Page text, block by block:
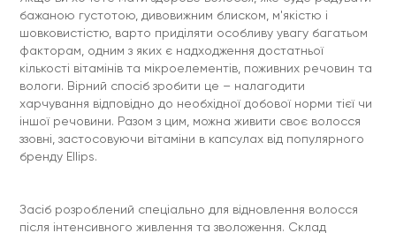
бажаною густотою, дивовижним блиском, м'якістю і
шовковистістю, варто приділяти особливу увагу багатьом
факторам, одним з яких є надходження достатньої
кількості вітамінів та мікроелементів, поживних речовин та
вологи. Вірний спосіб зробити це – налагодити
харчування відповідно до необхідної добової норми тієї чи
іншої речовини. Разом з цим, можна живити своє волосся
ззовні, застосовуючи вітаміни в капсулах від популярного
бренду Ellips.
Засіб розроблений спеціально для відновлення волосся
після інтенсивного живлення та зволоження. Склад